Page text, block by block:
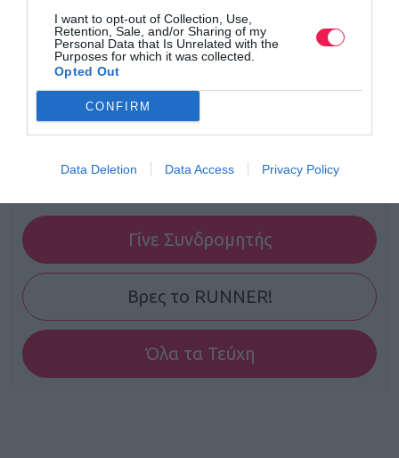
I want to opt-out of Collection, Use,
Retention, Sale, and/or Sharing of my
Personal Data that Is Unrelated with the
Purposes for which it was collected.
Opted Out
CONFIRM
Data Deletion Data Access Privacy Policy
Γίνε Συνδρομητής
Βρες το RUNNER!
Όλα τα Τεύχη